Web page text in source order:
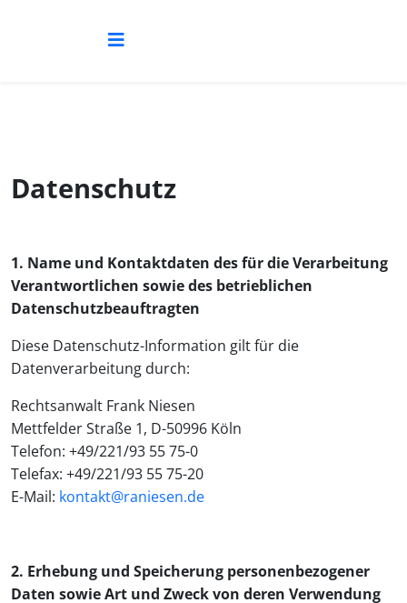
Datenschutz
1. Name und Kontaktdaten des für die Verarbeitung
Verantwortlichen sowie des betrieblichen
Datenschutzbeauftragten
Diese Datenschutz-Information gilt für die
Datenverarbeitung durch:
Rechtsanwalt Frank Niesen
Mettfelder Straße 1, D-50996 Köln
Telefon: +49/221/93 55 75-0
Telefax: +49/221/93 55 75-20
E-Mail: kontakt@raniesen.de
2. Erhebung und Speicherung personenbezogener
Daten sowie Art und Zweck von deren Verwendung